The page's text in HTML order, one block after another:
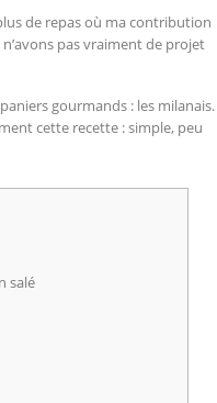
de repas où ma contribution
pas vraiment de projet
gourmands : les milanais.
cette recette : simple, peu
salé